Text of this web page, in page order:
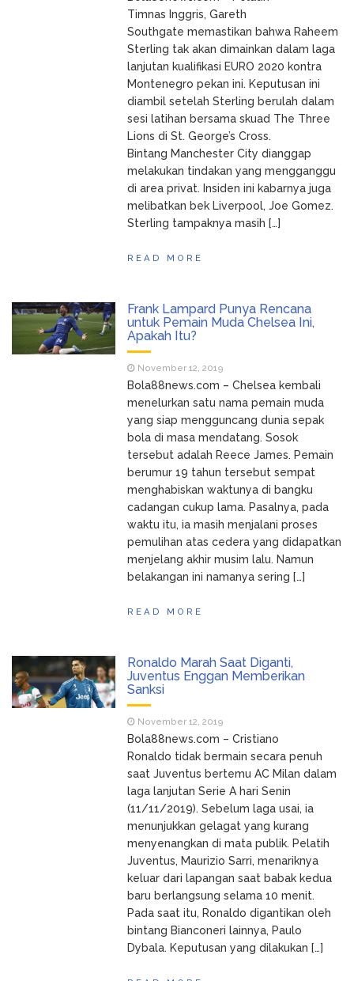
Timnas Inggris, Gareth
Southgate memastikan bahwa Raheem
Sterling tak akan dimainkan dalam laga
lanjutan kualifikasi EURO 2020 kontra
Montenegro pekan ini. Keputusan ini
diambil setelah Sterling berulah dalam
sesi latihan bersama skuad The Three
Lions di St. George’s Cross.
Bintang Manchester City dianggap
melakukan tindakan yang mengganggu
di area privat. Insiden ini kabarnya juga
melibatkan bek Liverpool, Joe Gomez.
Sterling tampaknya masih […]
READ MORE
Frank Lampard Punya Rencana
untuk Pemain Muda Chelsea Ini,
Apakah Itu?
November 12, 2019
Bola88news.com – Chelsea kembali
menelurkan satu nama pemain muda
yang siap mengguncang dunia sepak
bola di masa mendatang. Sosok
tersebut adalah Reece James. Pemain
berumur 19 tahun tersebut sempat
menghabiskan waktunya di bangku
cadangan cukup lama. Pasalnya, pada
waktu itu, ia masih menjalani proses
pemulihan atas cedera yang didapatkan
menjelang akhir musim lalu. Namun
belakangan ini namanya sering […]
READ MORE
Ronaldo Marah Saat Diganti,
Juventus Enggan Memberikan
Sanksi
November 12, 2019
Bola88news.com – Cristiano
Ronaldo tidak bermain secara penuh
saat Juventus bertemu AC Milan dalam
laga lanjutan Serie A hari Senin
(11/11/2019). Sebelum laga usai, ia
menunjukkan gelagat yang kurang
menyenangkan di mata publik. Pelatih
Juventus, Maurizio Sarri, menariknya
keluar dari lapangan saat babak kedua
baru berlangsung selama 10 menit.
Pada saat itu, Ronaldo digantikan oleh
bintang Bianconeri lainnya, Paulo
Dybala. Keputusan yang dilakukan […]